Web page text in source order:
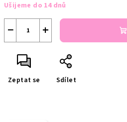
cena:
Ušijeme do 14 dnů
+
−
Zeptat se Sdílet